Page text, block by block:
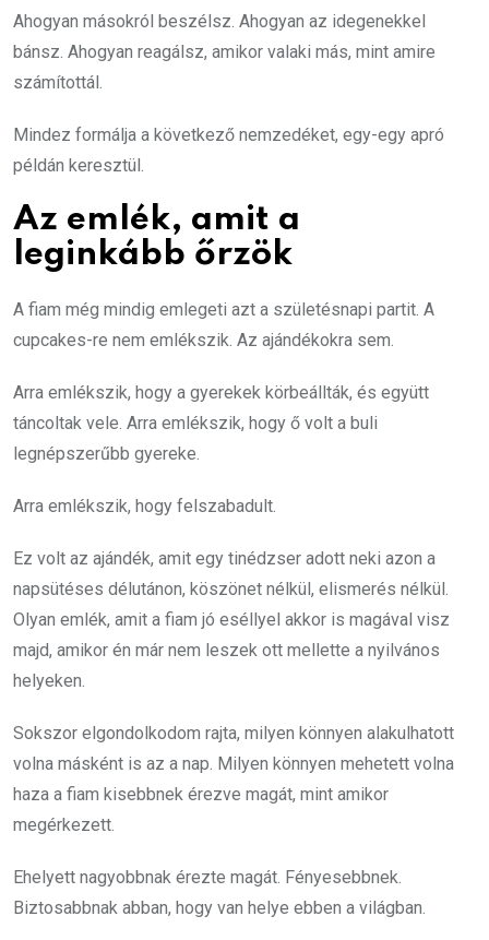
Ahogyan másokról beszélsz. Ahogyan az idegenekkel
bánsz. Ahogyan reagálsz, amikor valaki más, mint amire
számítottál.
Mindez formálja a következő nemzedéket, egy-egy apró
példán keresztül.
Az emlék, amit a
leginkább őrzök
A fiam még mindig emlegeti azt a születésnapi partit. A
cupcakes-re nem emlékszik. Az ajándékokra sem.
Arra emlékszik, hogy a gyerekek körbeállták, és együtt
táncoltak vele. Arra emlékszik, hogy ő volt a buli
legnépszerűbb gyereke.
Arra emlékszik, hogy felszabadult.
Ez volt az ajándék, amit egy tinédzser adott neki azon a
napsütéses délutánon, köszönet nélkül, elismerés nélkül.
Olyan emlék, amit a fiam jó eséllyel akkor is magával visz
majd, amikor én már nem leszek ott mellette a nyilvános
helyeken.
Sokszor elgondolkodom rajta, milyen könnyen alakulhatott
volna másként is az a nap. Milyen könnyen mehetett volna
haza a fiam kisebbnek érezve magát, mint amikor
megérkezett.
Ehelyett nagyobbnak érezte magát. Fényesebbnek.
Biztosabbnak abban, hogy van helye ebben a világban.